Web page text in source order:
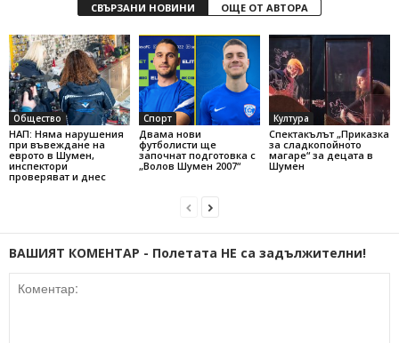
СВЪРЗАНИ НОВИНИ ОЩЕ ОТ АВТОРА
Общество
НАП: Няма нарушения
при въвеждане на
еврото в Шумен,
инспектори
проверяват и днес
Спорт
Двама нови
футболисти ще
започнат подготовка с
„Волов Шумен 2007“
Култура
Спектакълът „Приказка
за сладкопойното
магаре“ за децата в
Шумен
ВАШИЯТ КОМЕНТАР - Полетата НЕ са задължителни!